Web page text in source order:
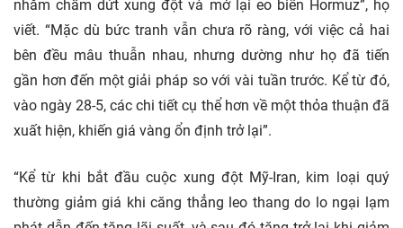
nhằm chấm dứt xung đột và mở lại eo biển Hormuz”, họ
viết. “Mặc dù bức tranh vẫn chưa rõ ràng, với việc cả hai
bên đều mâu thuẫn nhau, nhưng dường như họ đã tiến
gần hơn đến một giải pháp so với vài tuần trước. Kể từ đó,
vào ngày 28-5, các chi tiết cụ thể hơn về một thỏa thuận đã
xuất hiện, khiến giá vàng ổn định trở lại”.
“Kể từ khi bắt đầu cuộc xung đột Mỹ-Iran, kim loại quý
thường giảm giá khi căng thẳng leo thang do lo ngại lạm